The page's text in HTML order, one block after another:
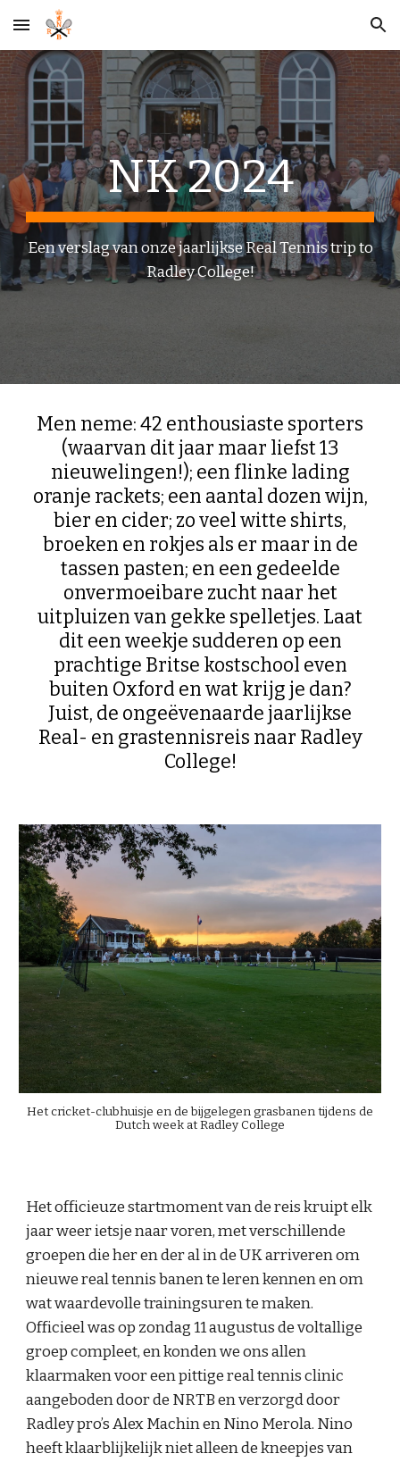
Skip to main content Skip to navigation
NK 2024
Een verslag van onze jaarlijkse Real Tennis trip to
Radley College!
Men neme: 42 enthousiaste sporters
(waarvan dit jaar maar liefst 13
nieuwelingen!); een flinke lading
oranje rackets; een aantal dozen wijn,
bier en cider; zo veel witte shirts,
broeken en rokjes als er maar in de
tassen pasten; en een gedeelde
onvermoeibare zucht naar het
uitpluizen van gekke spelletjes. Laat
dit een weekje sudderen op een
prachtige Britse kostschool even
buiten Oxford en wat krijg je dan?
Juist, de ongeëvenaarde jaarlijkse
Real- en grastennisreis naar Radley
College!
Het cricket-clubhuisje en de bijgelegen grasbanen tijdens de
Dutch week at Radley College
Het officieuze startmoment van de reis kruipt elk
jaar weer ietsje naar voren, met verschillende
groepen die her en der al in de UK arriveren om
nieuwe real tennis banen te leren kennen en om
wat waardevolle trainingsuren te maken.
Officieel was op zondag 11 augustus de voltallige
groep compleet, en konden we ons allen
klaarmaken voor een pittige real tennis clinic
aangeboden door de NRTB en verzorgd door
Radley pro’s Alex Machin en Nino Merola. Nino
heeft klaarblijkelijk niet alleen de kneepjes van